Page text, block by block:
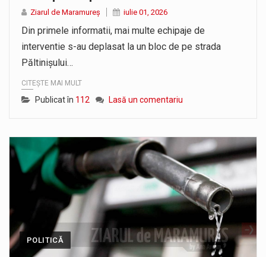
Ziarul de Maramureș iulie 01, 2026
Din primele informatii, mai multe echipaje de
interventie s-au deplasat la un bloc de pe strada
Păltinișului…
CITEȘTE MAI MULT
Publicat în 112 Lasă un comentariu
POLITICĂ